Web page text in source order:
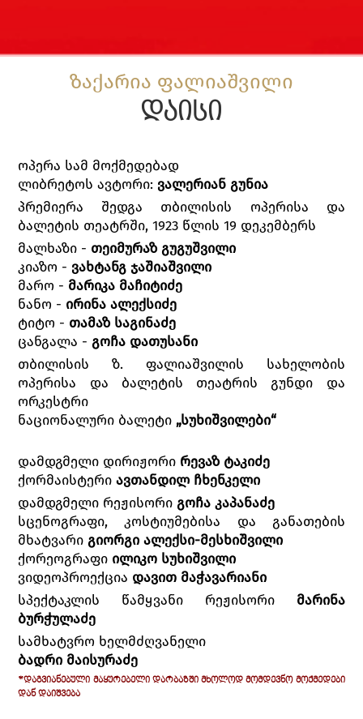
ზაქარია ფალიაშვილი
დაისი
ოპერა სამ მოქმედებად
ლიბრეტოს ავტორი: ვალერიან გუნია
პრემიერა შედგა თბილისის ოპერისა და
ბალეტის თეატრში, 1923 წლის 19 დეკემბერს
მალხაზი - თეიმურაზ გუგუშვილი
კიაზო - ვახტანგ ჯაშიაშვილი
მარო - მარიკა მაჩიტიძე
ნანო - ირინა ალექსიძე
ტიტო - თამაზ საგინაძე
ცანგალა - გოჩა დათუსანი
თბილისის ზ. ფალიაშვილის სახელობის
ოპერისა და ბალეტის თეატრის გუნდი და
ორკესტრი
ნაციონალური ბალეტი „სუხიშვილები“
დამდგმელი დირიჟორი რევაზ ტაკიძე
ქორმაისტერიავთანდილ ჩხენკელი
დამდგმელი რეჟისორი გოჩა კაპანაძე
სცენოგრაფი, კოსტიუმებისა და განათების
მხატვარი გიორგი ალექსი-მესხიშვილი
ქორეოგრაფი ილიკო სუხიშვილი
ვიდეოპროექცია დავით მაჭავარიანი
სპექტაკლის წამყვანი რეჟისორი მარინა
ბურჭულაძე
სამხატვრო ხელმძღვანელი
ბადრი მაისურაძე
*ᲓᲐᲒᲕᲘᲐᲜᲔᲑᲣᲚᲘ ᲛᲐᲧᲣᲠᲔᲑᲔᲚᲘ ᲓᲐᲠᲑᲐᲖᲨᲘ ᲛᲮᲝᲚᲝᲓ ᲛᲝᲛᲓᲔᲕᲜᲝ ᲛᲝᲥᲛᲔᲓᲔᲑᲘ
ᲓᲐᲜ ᲓᲐᲘᲨᲕᲔᲑᲐ